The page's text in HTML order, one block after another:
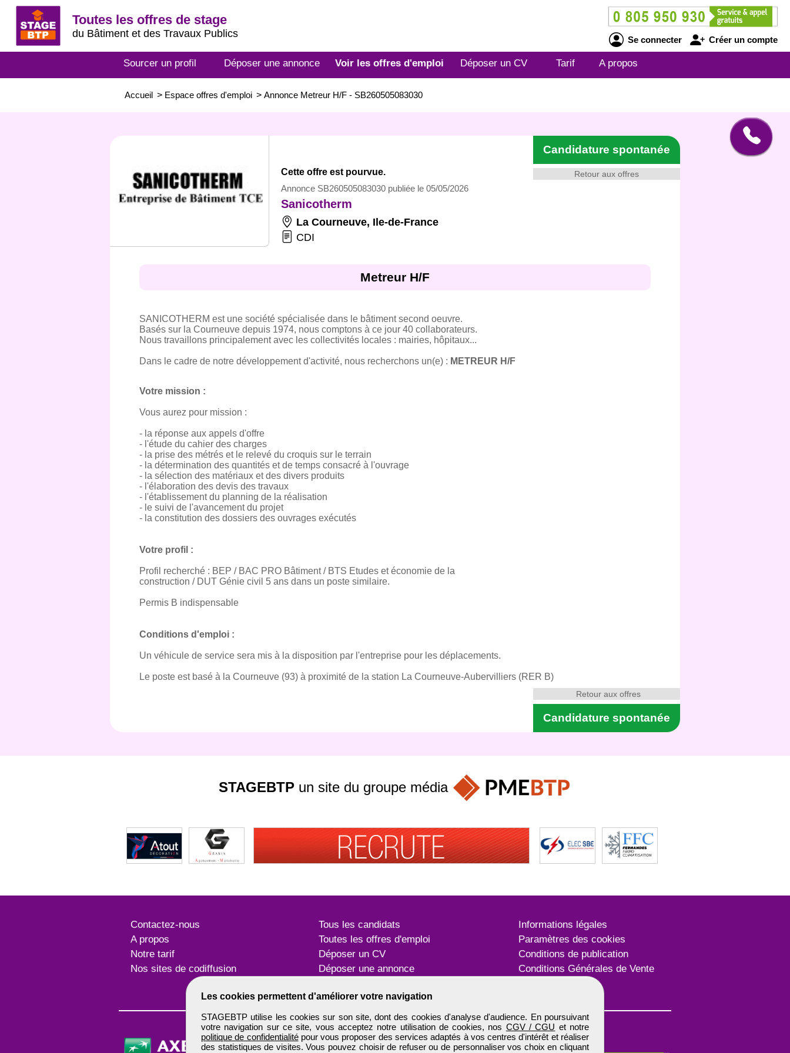
Toutes les offres de stage
du Bâtiment et des Travaux Publics
Se connecter Créer un compte
Sourcer un profil Déposer une annonce Voir les offres d'emploi Déposer un CV Tarif A propos
Accueil > Espace offres d'emploi > Annonce Metreur H/F - SB260505083030
Retour aux offres
Candidature spontanée
Cette offre est pourvue.
Annonce SB260505083030 publiée le 05/05/2026
Sanicotherm
La Courneuve, Ile-de-France
CDI
Metreur H/F
SANICOTHERM est une société spécialisée dans le bâtiment second oeuvre.
Basés sur la Courneuve depuis 1974, nous comptons à ce jour 40 collaborateurs.
Nous travaillons principalement avec les collectivités locales : mairies, hôpitaux...
Dans le cadre de notre développement d'activité, nous recherchons un(e) : METREUR H/F
Votre mission :
Vous aurez pour mission :
- la réponse aux appels d'offre
- l'étude du cahier des charges
- la prise des métrés et le relevé du croquis sur le terrain
- la détermination des quantités et de temps consacré à l'ouvrage
- la sélection des matériaux et des divers produits
- l'élaboration des devis des travaux
- l'établissement du planning de la réalisation
- le suivi de l'avancement du projet
- la constitution des dossiers des ouvrages exécutés
Votre profil :
Profil recherché : BEP / BAC PRO Bâtiment / BTS Etudes et économie de la
construction / DUT Génie civil 5 ans dans un poste similaire.
Permis B indispensable
Conditions d'emploi :
Un véhicule de service sera mis à la disposition par l'entreprise pour les déplacements.
Le poste est basé à la Courneuve (93) à proximité de la station La Courneuve-Aubervilliers (RER B)
Candidature spontanée
Retour aux offres
Les cookies permettent d'améliorer votre navigation
STAGEBTP utilise les cookies sur son site, dont des cookies d'analyse d'audience. En poursuivant
votre navigation sur ce site, vous acceptez notre utilisation de cookies, nos CGV / CGU et notre
politique de confidentialitépour vous proposer des services adaptés à vos centres d'intérêt et réaliser
des statistiques de visites. Vous pouvez choisir de refuser ou de personnaliser vos choix en cliquant
STAGEBTP un site du groupe média
Contactez-nous
A propos
Notre tarif
Nos sites de codiffusion
Tous les candidats
Toutes les offres d'emploi
Déposer un CV
Déposer une annonce
Informations légales
Paramètres des cookies
Conditions de publication
Conditions Générales de Vente